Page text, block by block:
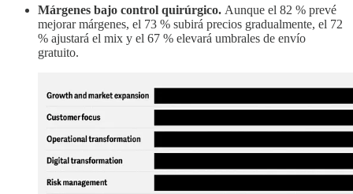
Márgenes bajo control quirúrgico. Aunque el 82 % prevé
mejorar márgenes, el 73 % subirá precios gradualmente, el 72
% ajustará el mix y el 67 % elevará umbrales de envío
gratuito.